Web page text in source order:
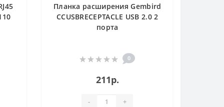
Планка расширения Gembird
CCUSBRECEPTACLE USB 2.0 2
порта
0
211р.
- +